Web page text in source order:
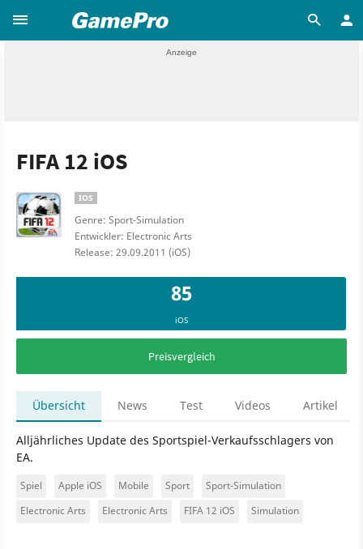
FIFA 12 iOS
IOS
Genre: Sport-Simulation
Entwickler: Electronic Arts
Release: 29.09.2011 (iOS)
85
iOS
Preisvergleich
Übersicht News Test Videos Artikel
Alljährliches Update des Sportspiel-Verkaufsschlagers von
EA.
Spiel Apple iOS Mobile Sport
Sport-Simulation
Electronic Arts
Electronic Arts FIFA 12 iOS Simulation